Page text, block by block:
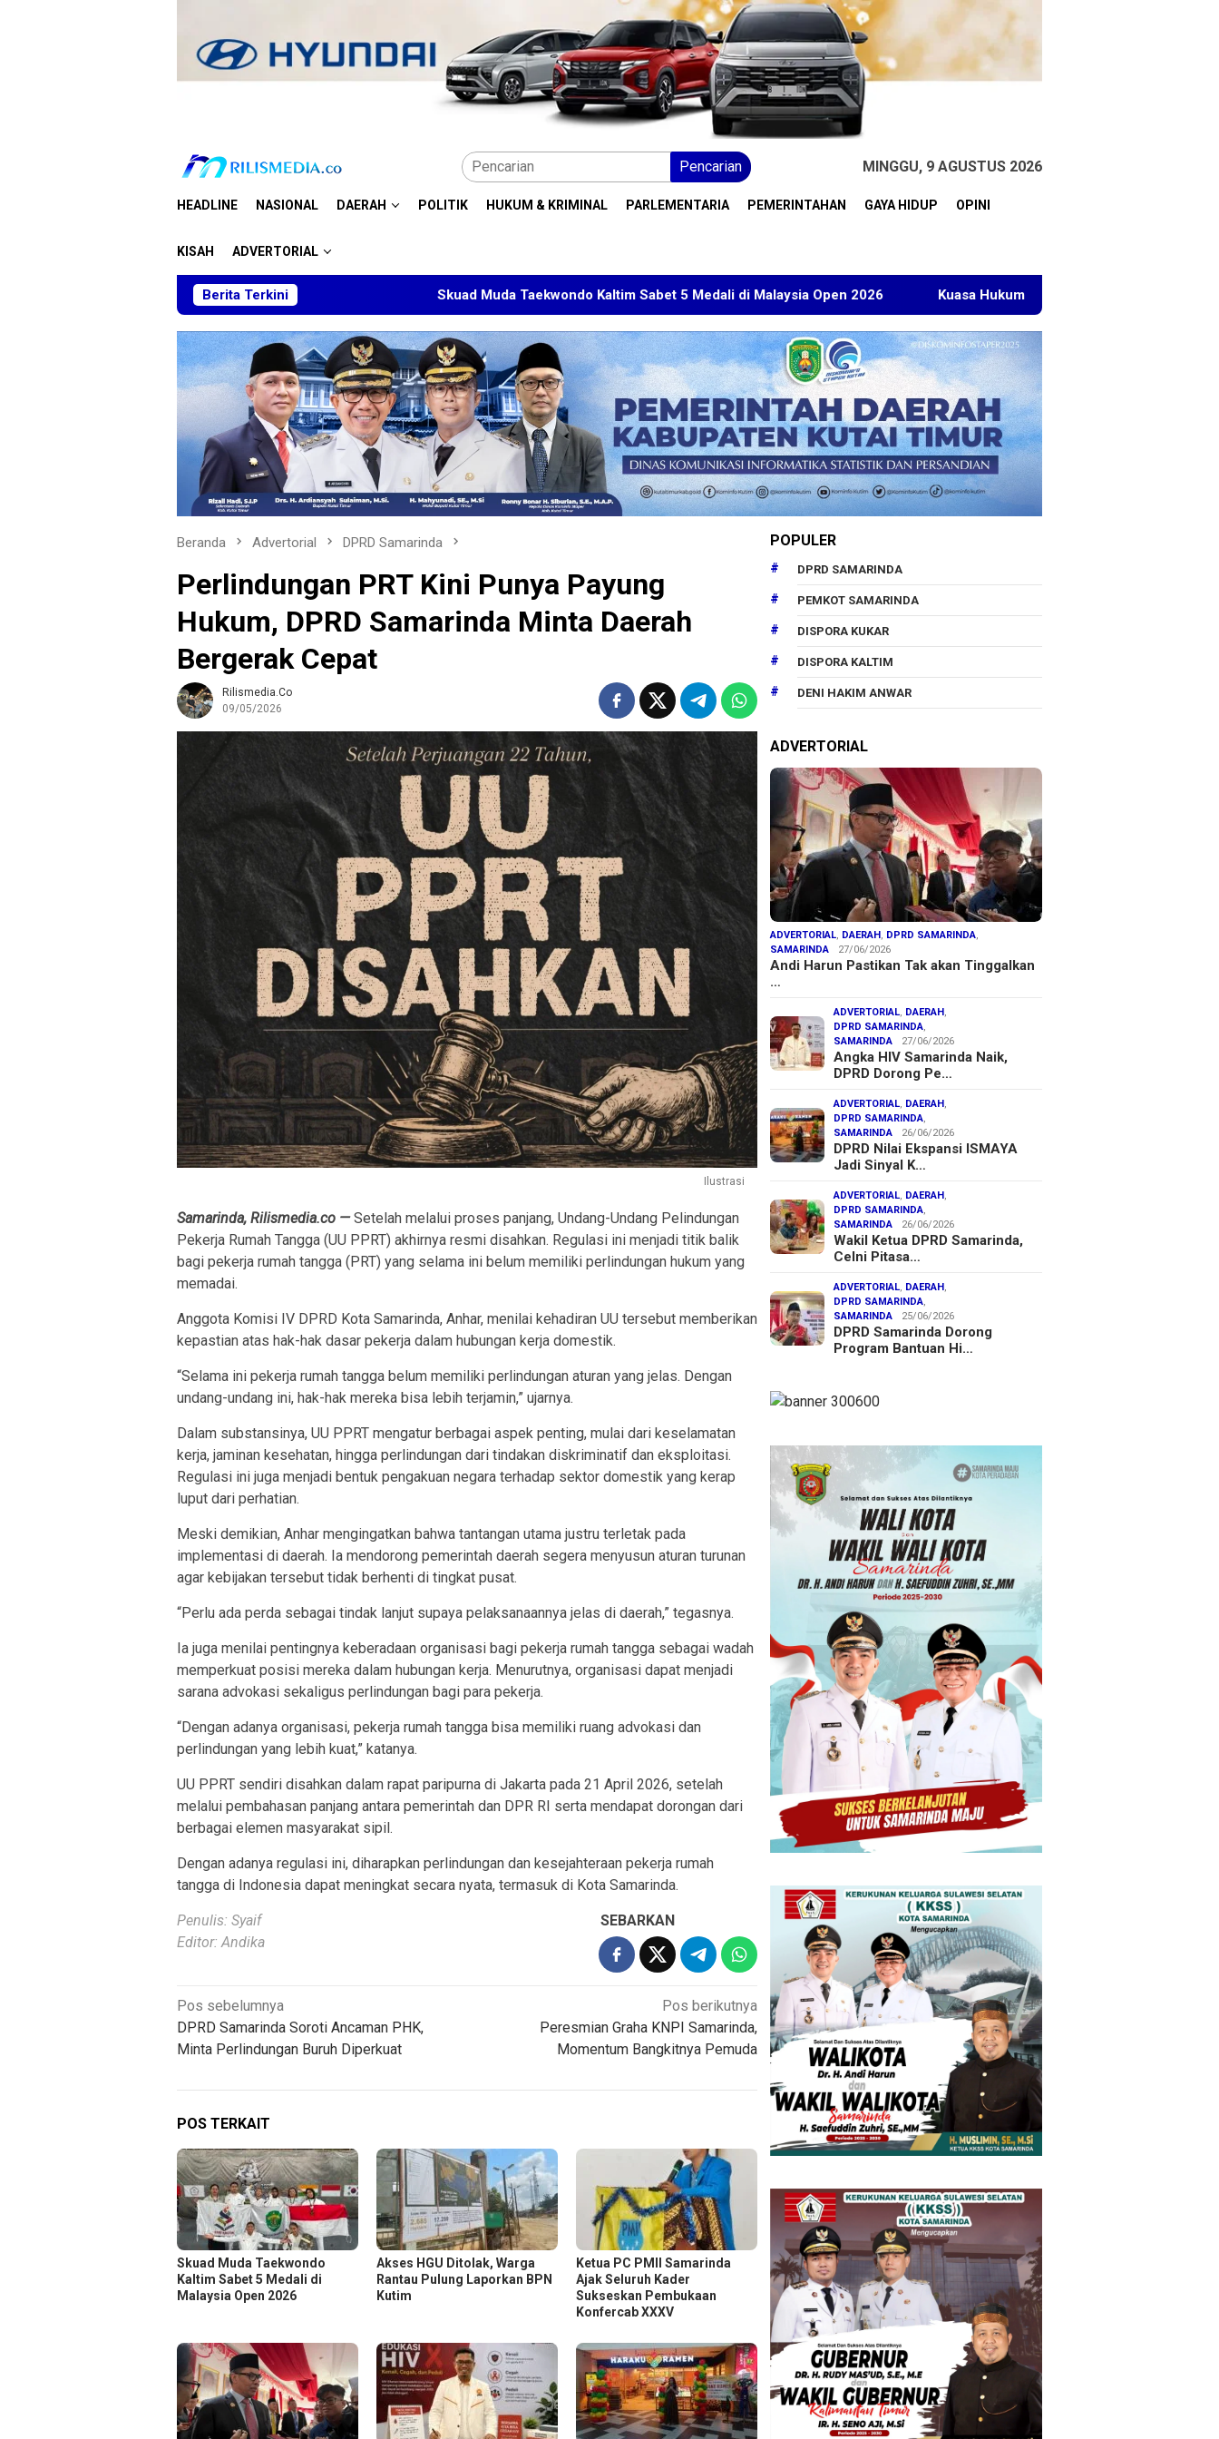
Pencarian MINGGU, 9 AGUSTUS 2026
HEADLINE NASIONAL DAERAH POLITIK HUKUM & KRIMINAL PARLEMENTARIA PEMERINTAHAN GAYA HIDUP OPINI
KISAH ADVERTORIAL
Berita Terkini Skuad Muda Taekwondo Kaltim Sabet 5 Medali di Malaysia Open 2026 Kuasa Hukum BT Minta Dakwaan Korupsi Lahan
Beranda Advertorial DPRD Samarinda
Perlindungan PRT Kini Punya Payung
Hukum, DPRD Samarinda Minta Daerah
Bergerak Cepat
Rilismedia.co
09/05/2026
Ilustrasi
Samarinda, Rilismedia.co —Setelah melalui proses panjang, Undang-Undang Pelindungan
Pekerja Rumah Tangga (UU PPRT) akhirnya resmi disahkan. Regulasi ini menjadi titik balik
bagi pekerja rumah tangga (PRT) yang selama ini belum memiliki perlindungan hukum yang
memadai.
Anggota Komisi IV DPRD Kota Samarinda, Anhar, menilai kehadiran UU tersebut memberikan
kepastian atas hak-hak dasar pekerja dalam hubungan kerja domestik.
“Selama ini pekerja rumah tangga belum memiliki perlindungan aturan yang jelas. Dengan
undang-undang ini, hak-hak mereka bisa lebih terjamin,” ujarnya.
Dalam substansinya, UU PPRT mengatur berbagai aspek penting, mulai dari keselamatan
kerja, jaminan kesehatan, hingga perlindungan dari tindakan diskriminatif dan eksploitasi.
Regulasi ini juga menjadi bentuk pengakuan negara terhadap sektor domestik yang kerap
luput dari perhatian.
Meski demikian, Anhar mengingatkan bahwa tantangan utama justru terletak pada
implementasi di daerah. Ia mendorong pemerintah daerah segera menyusun aturan turunan
agar kebijakan tersebut tidak berhenti di tingkat pusat.
“Perlu ada perda sebagai tindak lanjut supaya pelaksanaannya jelas di daerah,” tegasnya.
Ia juga menilai pentingnya keberadaan organisasi bagi pekerja rumah tangga sebagai wadah
memperkuat posisi mereka dalam hubungan kerja. Menurutnya, organisasi dapat menjadi
sarana advokasi sekaligus perlindungan bagi para pekerja.
“Dengan adanya organisasi, pekerja rumah tangga bisa memiliki ruang advokasi dan
perlindungan yang lebih kuat,” katanya.
UU PPRT sendiri disahkan dalam rapat paripurna di Jakarta pada 21 April 2026, setelah
melalui pembahasan panjang antara pemerintah dan DPR RI serta mendapat dorongan dari
berbagai elemen masyarakat sipil.
Dengan adanya regulasi ini, diharapkan perlindungan dan kesejahteraan pekerja rumah
tangga di Indonesia dapat meningkat secara nyata, termasuk di Kota Samarinda.
Penulis: Syaif
Editor: Andika
SEBARKAN
Navigasi
pos
Pos sebelumnya
DPRD Samarinda Soroti Ancaman PHK,
Minta Perlindungan Buruh Diperkuat
Pos berikutnya
Peresmian Graha KNPI Samarinda,
Momentum Bangkitnya Pemuda
POS TERKAIT
Skuad Muda Taekwondo
Kaltim Sabet 5 Medali di
Malaysia Open 2026
Akses HGU Ditolak, Warga
Rantau Pulung Laporkan BPN
Kutim
Ketua PC PMII Samarinda
Ajak Seluruh Kader
Sukseskan Pembukaan
Konfercab XXXV
POPULER
DPRD SAMARINDA
PEMKOT SAMARINDA
DISPORA KUKAR
DISPORA KALTIM
DENI HAKIM ANWAR
ADVERTORIAL
ADVERTORIAL, DAERAH , DPRD SAMARINDA,
SAMARINDA
27/06/2026
Andi Harun Pastikan Tak akan Tinggalkan
…
ADVERTORIAL, DAERAH ,
DPRD SAMARINDA,
SAMARINDA
27/06/2026
Angka HIV Samarinda Naik,
DPRD Dorong Pe…
ADVERTORIAL, DAERAH ,
DPRD SAMARINDA,
SAMARINDA
26/06/2026
DPRD Nilai Ekspansi ISMAYA
Jadi Sinyal K…
ADVERTORIAL, DAERAH ,
DPRD SAMARINDA,
SAMARINDA
26/06/2026
Wakil Ketua DPRD Samarinda,
Celni Pitasa…
ADVERTORIAL, DAERAH ,
DPRD SAMARINDA,
SAMARINDA
25/06/2026
DPRD Samarinda Dorong
Program Bantuan Hi…